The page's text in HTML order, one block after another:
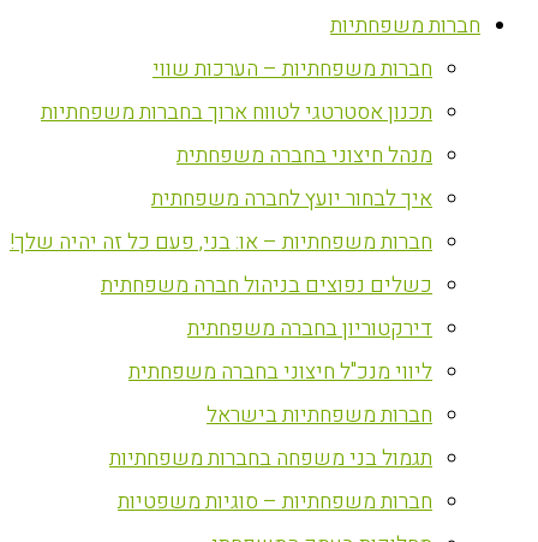
חברות משפחתיות
חברות משפחתיות – הערכות שווי
תכנון אסטרטגי לטווח ארוך בחברות משפחתיות
מנהל חיצוני בחברה משפחתית
איך לבחור יועץ לחברה משפחתית
חברות משפחתיות – או: בני, פעם כל זה יהיה שלך!
כשלים נפוצים בניהול חברה משפחתית
דירקטוריון בחברה משפחתית
ליווי מנכ"ל חיצוני בחברה משפחתית
חברות משפחתיות בישראל
תגמול בני משפחה בחברות משפחתיות
חברות משפחתיות – סוגיות משפטיות